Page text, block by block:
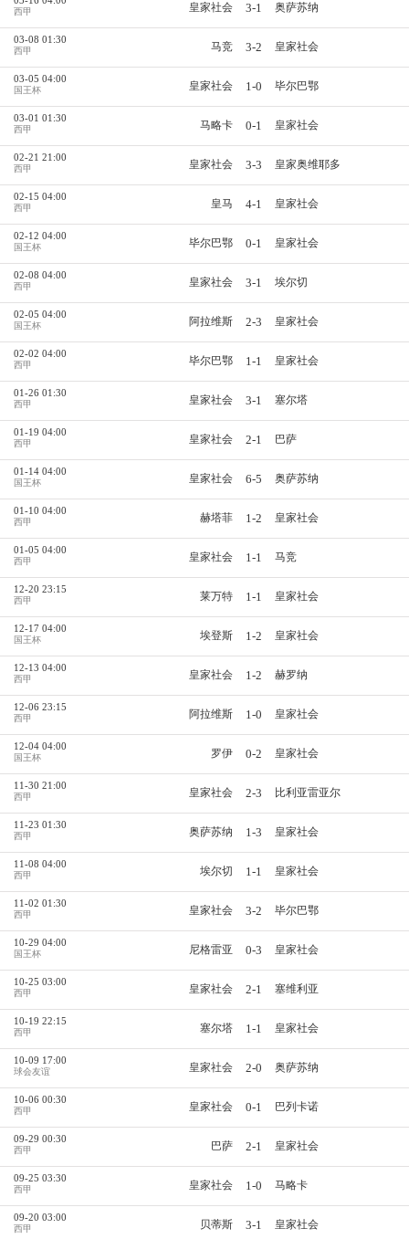
西甲 皇家社会 3-1 奥萨苏纳
03-08 01:30
西甲 马竞 3-2 皇家社会
03-05 04:00
国王杯 皇家社会 1-0 毕尔巴鄂
03-01 01:30
西甲 马略卡 0-1 皇家社会
02-21 21:00
西甲 皇家社会 3-3 皇家奥维耶多
02-15 04:00
西甲 皇马 4-1 皇家社会
02-12 04:00
国王杯 毕尔巴鄂 0-1 皇家社会
02-08 04:00
西甲 皇家社会 3-1 埃尔切
02-05 04:00
国王杯 阿拉维斯 2-3 皇家社会
02-02 04:00
西甲 毕尔巴鄂 1-1 皇家社会
01-26 01:30
西甲 皇家社会 3-1 塞尔塔
01-19 04:00
西甲 皇家社会 2-1 巴萨
01-14 04:00
国王杯 皇家社会 6-5 奥萨苏纳
01-10 04:00
西甲 赫塔菲 1-2 皇家社会
01-05 04:00
西甲 皇家社会 1-1 马竞
12-20 23:15
西甲 莱万特 1-1 皇家社会
12-17 04:00
国王杯 埃登斯 1-2 皇家社会
12-13 04:00
西甲 皇家社会 1-2 赫罗纳
12-06 23:15
西甲 阿拉维斯 1-0 皇家社会
12-04 04:00
国王杯 罗伊 0-2 皇家社会
11-30 21:00
西甲 皇家社会 2-3 比利亚雷亚尔
11-23 01:30
西甲 奥萨苏纳 1-3 皇家社会
11-08 04:00
西甲 埃尔切 1-1 皇家社会
11-02 01:30
西甲 皇家社会 3-2 毕尔巴鄂
10-29 04:00
国王杯 尼格雷亚 0-3 皇家社会
10-25 03:00
西甲 皇家社会 2-1 塞维利亚
10-19 22:15
西甲 塞尔塔 1-1 皇家社会
10-09 17:00
球会友谊 皇家社会 2-0 奥萨苏纳
10-06 00:30
西甲 皇家社会 0-1 巴列卡诺
09-29 00:30
西甲 巴萨 2-1 皇家社会
09-25 03:30
西甲 皇家社会 1-0 马略卡
09-20 03:00
西甲 贝蒂斯 3-1 皇家社会